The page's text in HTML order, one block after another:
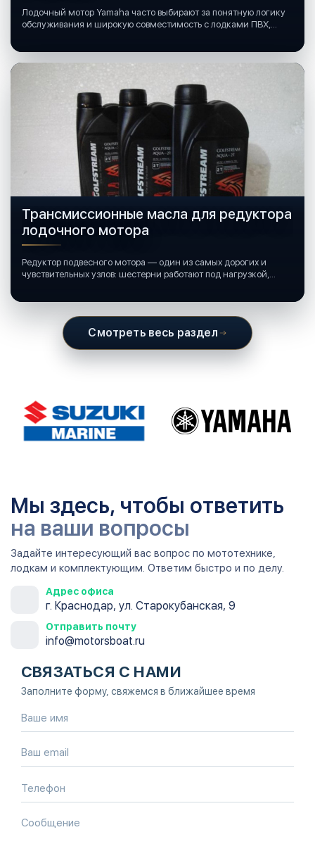
Лодочный мотор Yamaha часто выбирают за понятную логику
обслуживания и широкую совместимость с лодками ПВХ,
Трансмиссионные масла для редуктора
лодочного мотора
Редуктор подвесного мотора — один из самых дорогих и
чувствительных узлов: шестерни работают под нагрузкой,
Смотреть весь раздел
Мы здесь, чтобы ответить
на ваши вопросы
Задайте интересующий вас вопрос по мототехнике,
лодкам и комплектующим. Ответим быстро и по делу.
Адрес офиса
г. Краснодар, ул. Старокубанская, 9
Отправить почту
info@motorsboat.ru
СВЯЗАТЬСЯ С НАМИ
Заполните форму, свяжемся в ближайшее время